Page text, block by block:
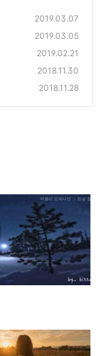
2019.03.07
2019.03.05
2019.02.21
2018.11.30
2018.11.28